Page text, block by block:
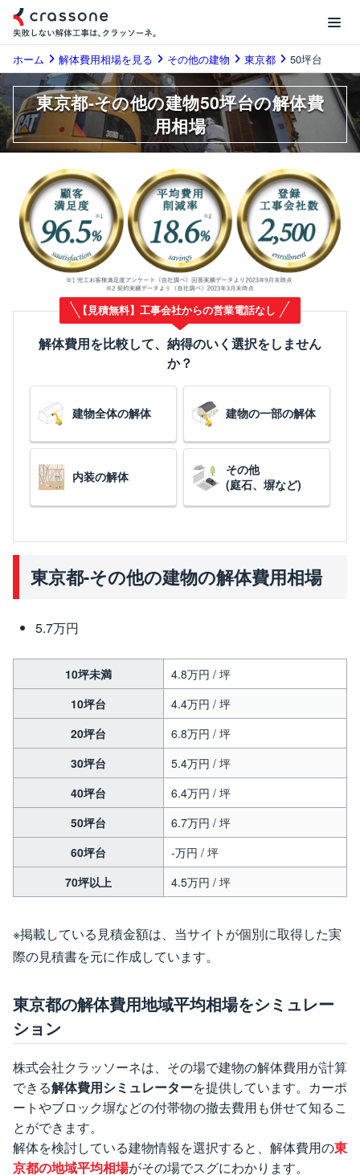
ホーム 解体費用相場を見る その他の建物 東京都 50坪台
東京都-その他の建物50坪台の解体費
用相場
【見積無料】工事会社からの営業電話なし
解体費用を比較して、納得のいく選択をしません
か？
建物全体の解体 建物の一部の解体
内装の解体
その他
(庭石、塀など)
東京都-その他の建物の解体費用相場
5.7万円
10坪未満
4.8万円 / 坪
10坪台
4.4万円 / 坪
20坪台
6.8万円 / 坪
30坪台
5.4万円 / 坪
40坪台
6.4万円 / 坪
50坪台
6.7万円 / 坪
60坪台
-万円 / 坪
70坪以上
4.5万円 / 坪
※掲載している見積金額は、当サイトが個別に取得した実
際の見積書を元に作成しています。
東京都の解体費用地域平均相場をシミュレー
ション
株式会社クラッソーネは、その場で建物の解体費用が計算
できる解体費用シミュレーターを提供しています。カーポ
ートやブロック塀などの付帯物の撤去費用も併せて知るこ
とができます。
解体を検討している建物情報を選択すると、解体費用の東
京都の地域平均相場がその場でスグにわかります。